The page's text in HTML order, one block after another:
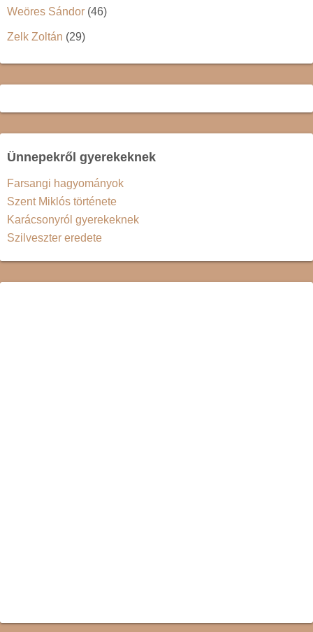
Weöres Sándor (46)
Zelk Zoltán (29)
Ünnepekről gyerekeknek
Farsangi hagyományok
Szent Miklós története
Karácsonyról gyerekeknek
Szilveszter eredete